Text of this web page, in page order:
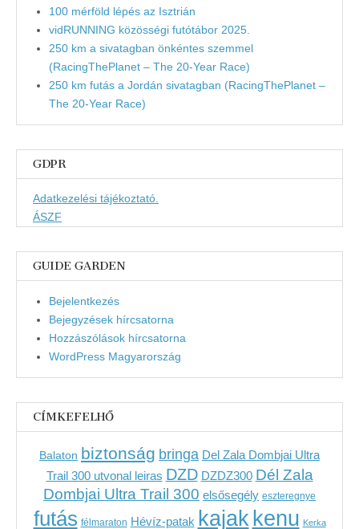
100 mérföld lépés az Isztrián
vidRUNNING közösségi futótábor 2025.
250 km a sivatagban önkéntes szemmel
(RacingThePlanet – The 20-Year Race)
250 km futás a Jordán sivatagban (RacingThePlanet –
The 20-Year Race)
GDPR
Adatkezelési tájékoztató.
ÁSZF
GUIDE GARDEN
Bejelentkezés
Bejegyzések hírcsatorna
Hozzászólások hírcsatorna
WordPress Magyarország
CÍMKEFELHŐ
Balaton biztonság bringa Del Zala Dombjai Ultra
Trail 300 utvonal leiras DZD DZDZ300 Dél Zala
Dombjai Ultra Trail 300 elsősegély eszteregnye
futás félmaraton Hévíz-patak kajak kenu Kerka